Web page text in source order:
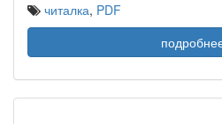
читалка, PDF